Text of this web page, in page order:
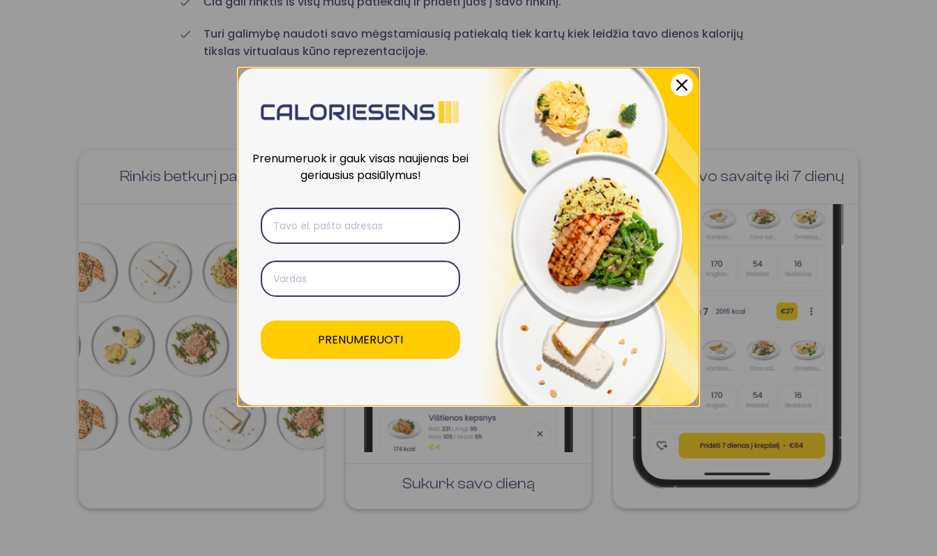
Turi galimybę naudoti savo mėgstamiausią patiekalą tiek kartų kiek leidžia tavo dienos kalorijų
tikslas virtualaus kūno reprezentacijoje.
Sukurti Savo Rinkinį
Rinkis betkurį patiekalą
Sukurk savo dieną
Sukurk savo savaitę iki 7 dienų
Prenumeruok ir gauk visas naujienas bei
geriausius pasiūlymus!
PRENUMERUOTI